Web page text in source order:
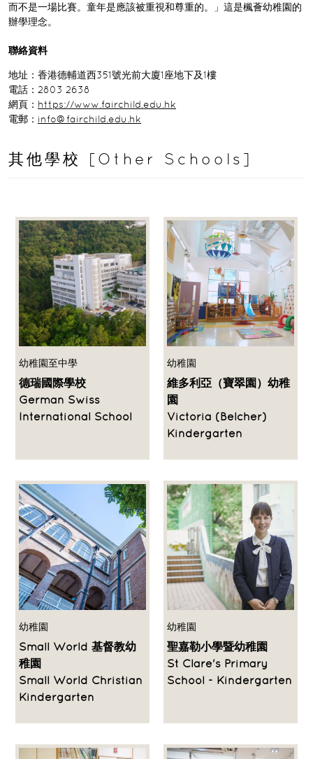
而不是一場比賽。童年是應該被重視和尊重的。」這是楓薈幼稚園的
辦學理念。
聯絡資料
地址：香港德輔道西351號光前大廈1座地下及1樓
電話：2803 2638
網頁： https://www.fairchild.edu.hk
電郵： info@fairchild.edu.hk
其他學校 [Other Schools]
幼稚園至中學
德瑞國際學校
German Swiss
International School
幼稚園
維多利亞（寶翠園）幼稚
園
Victoria (Belcher)
Kindergarten
幼稚園
Small World 基督教幼
稚園
Small World Christian
Kindergarten
幼稚園
聖嘉勒小學暨幼稚園
St Clare's Primary
School - Kindergarten